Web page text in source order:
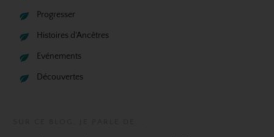
Progresser
Histoires d'Ancêtres
Evénements
Découvertes